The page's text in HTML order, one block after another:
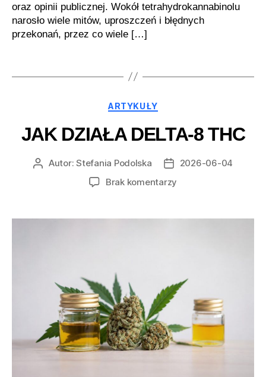
oraz opinii publicznej. Wokół tetrahydrokannabinolu
narosło wiele mitów, uproszczeń i błędnych
przekonań, przez co wiele […]
Kategorie
ARTYKUŁY
JAK DZIAŁA DELTA-8 THC
AutorAutor:Stefania Podolska
Data2026-06-04
Brak komentarzy
Delta-